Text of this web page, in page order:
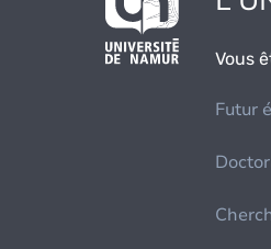
Vous
Futur